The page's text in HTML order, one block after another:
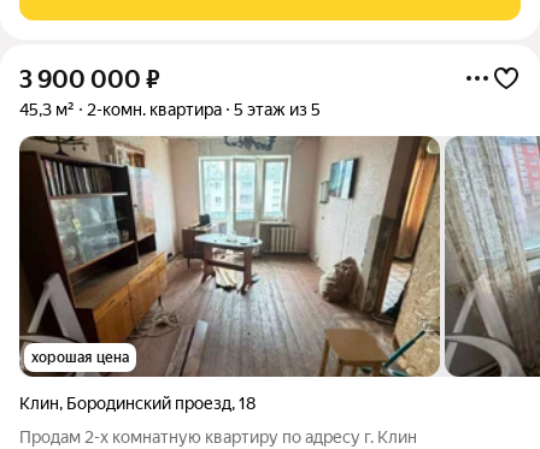
coстоянии, чистая, светлая, уютная,
3 900 000 ₽
45,3 м² 2-комн. квартира 5 этаж из 5
хорошая цена
Клин, Бородинский проезд,18
Продам 2-х комнатную квартиру по адресу г. Клин